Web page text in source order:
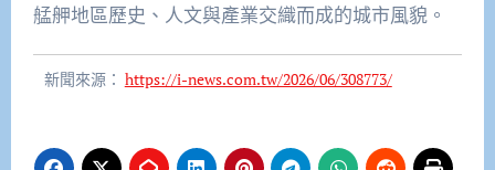
艋舺地區歷史、人文與產業交織而成的城市風貌。
新聞來源： https://i-news.com.tw/2026/06/308773/